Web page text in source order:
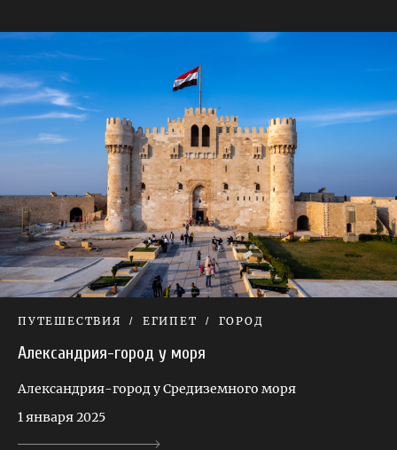
ПУТЕШЕСТВИЯ ЕГИПЕТ ГОРОД
Александрия-город у моря
Александрия-город у Средиземного моря
1 января 2025